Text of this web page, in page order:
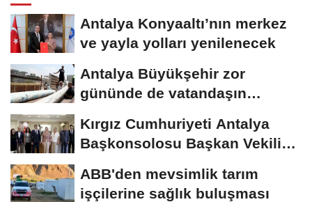
Antalya Konyaaltı’nın merkez
ve yayla yolları yenilenecek
Antalya Büyükşehir zor
gününde de vatandaşın
Kırgız Cumhuriyeti Antalya
Başkonsolosu Başkan Vekili
ABB'den mevsimlik tarım
işçilerine sağlık buluşması